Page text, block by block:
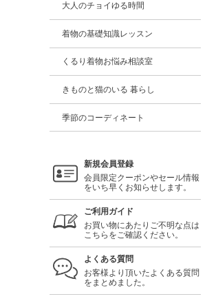
大人のチョイゆる時間
着物の基礎知識レッスン
くるり着物お悩み相談室
きものと猫のいる 暮らし
季節のコーディネート
新規会員登録
会員限定クーポンやセール情報
をいち早くお知らせします。
ご利用ガイド
お買い物にあたりご不明な点は
こちらをご確認ください。
よくある質問
お客様より頂いたよくある質問
をまとめました。